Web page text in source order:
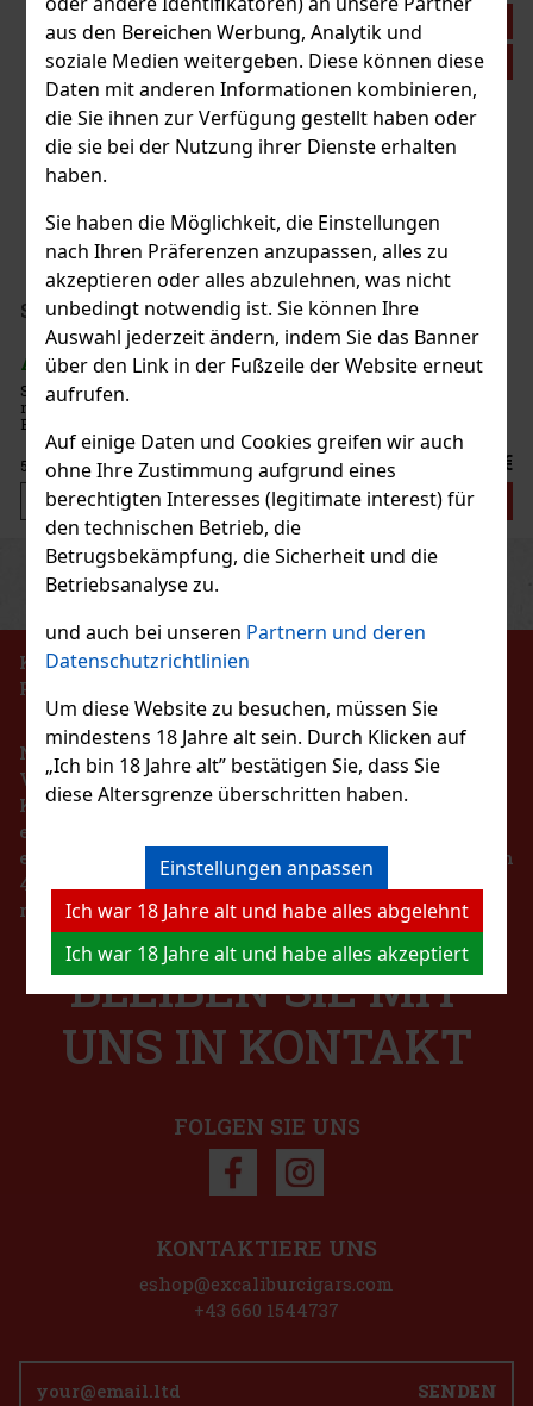
aus den Bereichen Werbung, Analytik und
soziale Medien weitergeben. Diese können diese
Daten mit anderen Informationen kombinieren,
die Sie ihnen zur Verfügung gestellt haben oder
die sie bei der Nutzung ihrer Dienste erhalten
haben.
Sie haben die Möglichkeit, die Einstellungen
nach Ihren Präferenzen anzupassen, alles zu
akzeptieren oder alles abzulehnen, was nicht
unbedingt notwendig ist. Sie können Ihre
Auswahl jederzeit ändern, indem Sie das Banner
über den Link in der Fußzeile der Website erneut
aufrufen.
Auf einige Daten und Cookies greifen wir auch
ohne Ihre Zustimmung aufgrund eines
berechtigten Interesses (legitimate interest) für
den technischen Betrieb, die
Betrugsbekämpfung, die Sicherheit und die
Betriebsanalyse zu.
und auch bei unseren Partnern und deren
Datenschutzrichtlinien
Um diese Website zu besuchen, müssen Sie
mindestens 18 Jahre alt sein. Durch Klicken auf
„Ich bin 18 Jahre alt” bestätigen Sie, dass Sie
diese Altersgrenze überschritten haben.
Einstellungen anpassen
Ich war 18 Jahre alt und habe alles abgelehnt
Ich war 18 Jahre alt und habe alles akzeptiert
Zorr Grinder Tear Force 1 silber
14.79€ ohne VAT
Bestellen
Grinder Alu "Kugel" grün/gold 4-tlg. Ø
62mm/H64mm
AUF LAGER(> 5 st)
19.83 24 €
Bestellen
Grinder Metall/Kunststoff Holzoptik 3tlg. sort. Ø
55mm/H40mm
Rabatt: 21%
Aktion
Serbetli Toastet Berri 50g
AUF LAGER (3 st)
Serbetli Toastet Berri 50 g – türkischer heller Wasserpfeifentabak
mit dem Geschmack einer würzigen Mischung aus Himbeeren und
Brombeeren.
5.29€ ohne VAT 6.40 €
Bestellen
Joya de Nicaragua Cinco de Cinco Sampler 4er
AUF LAGER (2 st)
Bestellen
PreviousNext
KEIN VERKAUF VON TABAKERZEUGNISSEN AN
PERSONEN UNTER 18 JAHREN!!!
Nach dem Gesetz über die Registrierung von
Verkäufen ist der Verkäufer verpflichtet, dem
Käufer eine Quittung auszustellen. Gleichzeitig ist
er verpflichtet, die erhaltenen Einnahmen im Falle
eines technischen Ausfalls spätestens innerhalb von
48 Stunden online beim Steuerverwalter zu
registrieren.
BLEIBEN SIE MIT
UNS IN KONTAKT
FOLGEN SIE UNS
SENDEN
KONTAKTIERE UNS
eshop@excaliburcigars.com
+43 660 1544737